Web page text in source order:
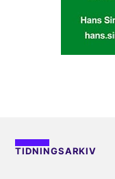
TIDNINGSARKIV